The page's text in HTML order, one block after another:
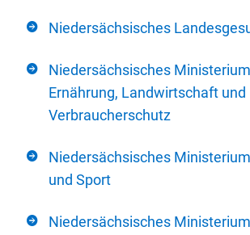
Niedersächsisches
Niedersächsisches
Ernährung, Landwirtschaft und
Verbraucherschutz
Niedersächsisches
und Sport
Niedersächsisches